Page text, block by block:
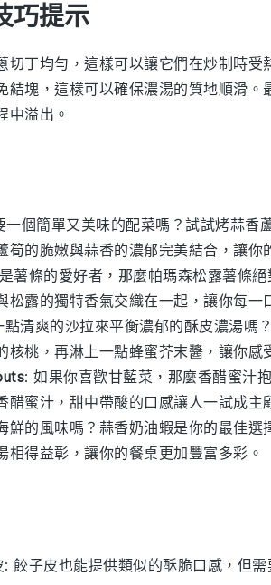
巧提示
切丁均勻，這樣可以讓它們在炒制時受
結塊，這樣可以確保濃湯的質地順滑。
中溢出。
一個簡單又美味的配菜嗎？試試烤蒜香
筍的脆嫩與蒜香的濃郁完美結合，讓你
薯條的愛好者，那麼帕瑪森松露薯條絕
露的獨特香氣交織在一起，讓你每一
點清爽的沙拉來平衡濃郁的酥皮濃湯嗎？
核桃 ，再淋上一點蜂蜜芥末醬，讓你感
: 如果你喜歡甘藍菜 ，那麼香醋蜜汁
醋蜜汁，甜中帶酸的口感讓人一試成主
鮮的風味嗎？ 蒜香奶油蝦是你的最佳選
相得益彰，讓你的餐桌更加豐富多彩。
: 餃子皮也能提供類似的酥脆口感，但